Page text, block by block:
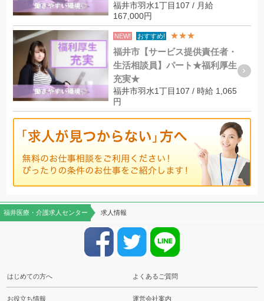
福井市羽水1丁目107 / 月給
167,000円
NEW! おすすめ! ★★★
福井市【サービス提供責任者・
生活相談員】パート★福利厚生
充実★
福井市羽水1丁目107 / 時給 1,065
円
福井医療・介護求人センター 求人情報
はじめての方へ よくあるご質問
お役立ち情報 運営会社案内